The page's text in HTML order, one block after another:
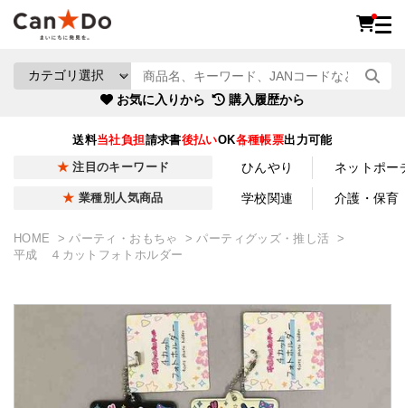
お気に入りから 購入履歴から
送料当社負担請求書後払いOK各種帳票出力可能
注目のキーワード ひんやり ネットポー
業種別人気商品 学校関連 介護・保育
HOME パーティ・おもちゃ
パーティグッズ・推し活
平成 ４カットフォトホルダー